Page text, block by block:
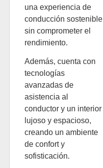
una experiencia de
conducción sostenible
sin comprometer el
rendimiento.
Además, cuenta con
tecnologías
avanzadas de
asistencia al
conductor y un interior
lujoso y espacioso,
creando un ambiente
de confort y
sofisticación.